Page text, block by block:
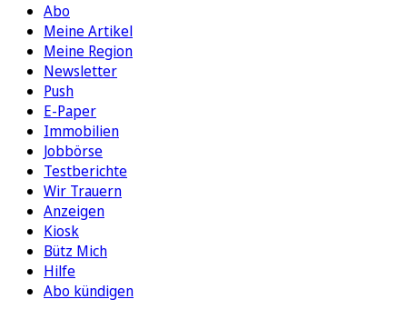
Abo
Meine Artikel
Meine Region
Newsletter
Push
E-Paper
Immobilien
Jobbörse
Testberichte
Wir Trauern
Anzeigen
Kiosk
Bütz Mich
Hilfe
Abo kündigen